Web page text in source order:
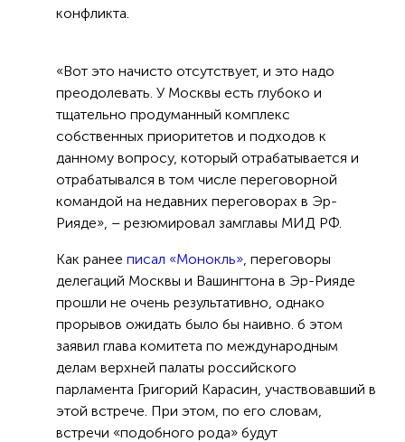
конфликта.
«Вот это начисто отсутствует, и это надо
преодолевать. У Москвы есть глубоко и
тщательно продуманный комплекс
собственных приоритетов и подходов к
данному вопросу, который отрабатывается и
отрабатывался в том числе переговорной
командой на недавних переговорах в Эр-
Рияде», – резюмировал замглавы МИД РФ.
Как ранее писал «Монокль» , переговоры
делегаций Москвы и Вашингтона в Эр-Рияде
прошли не очень результативно, однако
прорывов ожидать было бы наивно. б этом
заявил глава комитета по международным
делам верхней палаты российского
парламента Григорий Карасин, участвовавший в
этой встрече. При этом, по его словам,
встречи «подобного рода» будут